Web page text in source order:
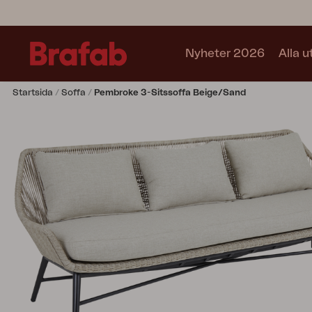
Nyheter 2026 Alla
Soffgrupper
Café sets
Soffa
Fåtölj
Stol
Bord
Utekök
Vilsäng
Relax
Hammock
Startsida Soffa Pembroke 3-Sitssoffa Beige/sand